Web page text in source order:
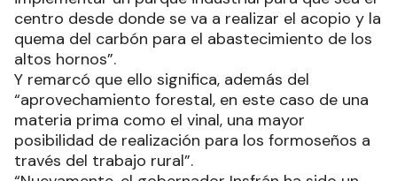
centro desde donde se va a realizar el acopio y la
quema del carbón para el abastecimiento de los
altos hornos”.
Y remarcó que ello significa, además del
“aprovechamiento forestal, en este caso de una
materia prima como el vinal, una mayor
posibilidad de realización para los formoseños a
través del trabajo rural”.